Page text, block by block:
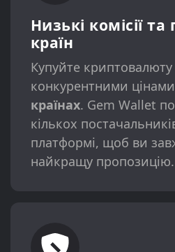
Низькі комісії
країн
Купуйте криптовалюту
конкурентними
країнах. Gem Wallet
кількох
платформі, щоб ви
найкращу пропозицію.